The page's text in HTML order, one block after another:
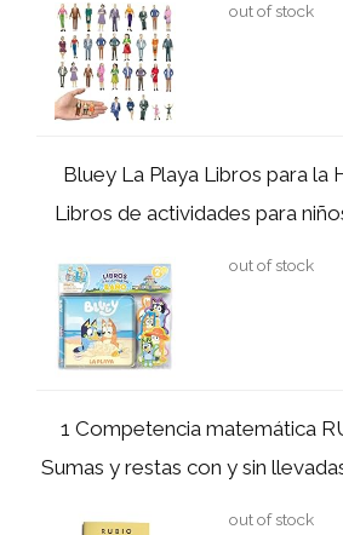
out of stock
Bluey La Playa Libros para la
Libros de actividades para
out of stock
1 Competencia matemática
Sumas y restas con y sin
out of stock